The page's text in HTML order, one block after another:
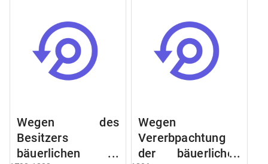
Wegen des
Besitzers
bäuerlichen
Wegen
Vererbpachtung
der bäuerlichen